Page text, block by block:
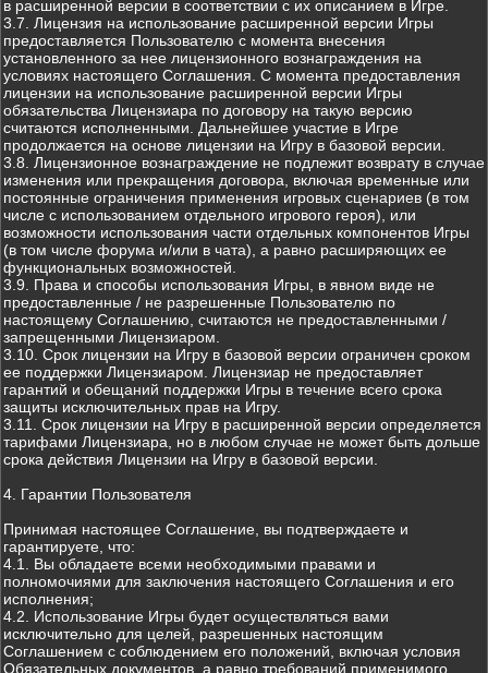
в расширенной версии в соответствии с их описанием в Игре.
3.7. Лицензия на использование расширенной версии Игры
предоставляется Пользователю с момента внесения
установленного за нее лицензионного вознаграждения на
условиях настоящего Соглашения. С момента предоставления
лицензии на использование расширенной версии Игры
обязательства Лицензиара по договору на такую версию
считаются исполненными. Дальнейшее участие в Игре
продолжается на основе лицензии на Игру в базовой версии.
3.8. Лицензионное вознаграждение не подлежит возврату в случае
изменения или прекращения договора, включая временные или
постоянные ограничения применения игровых сценариев (в том
числе с использованием отдельного игрового героя), или
возможности использования части отдельных компонентов Игры
(в том числе форума и/или в чата), а равно расширяющих ее
функциональных возможностей.
3.9. Права и способы использования Игры, в явном виде не
предоставленные / не разрешенные Пользователю по
настоящему Соглашению, считаются не предоставленными /
запрещенными Лицензиаром.
3.10. Срок лицензии на Игру в базовой версии ограничен сроком
ее поддержки Лицензиаром. Лицензиар не предоставляет
гарантий и обещаний поддержки Игры в течение всего срока
защиты исключительных прав на Игру.
3.11. Срок лицензии на Игру в расширенной версии определяется
тарифами Лицензиара, но в любом случае не может быть дольше
срока действия Лицензии на Игру в базовой версии.
4. Гарантии Пользователя
Принимая настоящее Соглашение, вы подтверждаете и
гарантируете, что:
4.1. Вы обладаете всеми необходимыми правами и
полномочиями для заключения настоящего Соглашения и его
исполнения;
4.2. Использование Игры будет осуществляться вами
исключительно для целей, разрешенных настоящим
Соглашением с соблюдением его положений, включая условия
Обязательных документов, а равно требований применимого